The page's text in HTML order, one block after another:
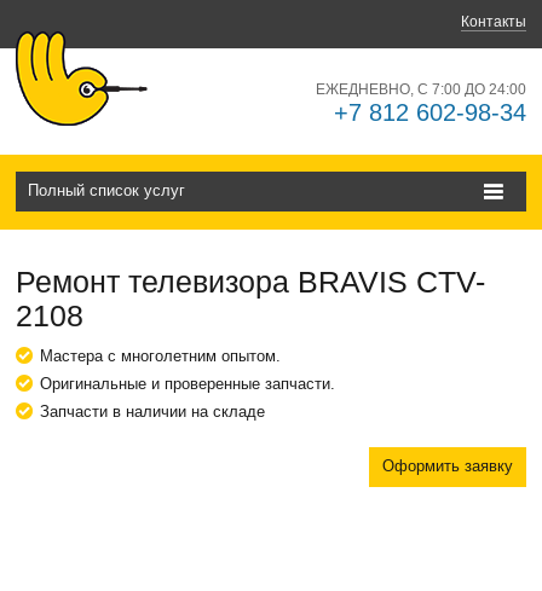
Контакты
ЕЖЕДНЕВНО, С 7:00 ДО 24:00
+7 812 602-98-34
Полный список услуг
Ремонт телевизора BRAVIS CTV-
2108
Мастера с многолетним опытом.
Оригинальные и проверенные запчасти.
Запчасти в наличии на складе
Оформить заявку